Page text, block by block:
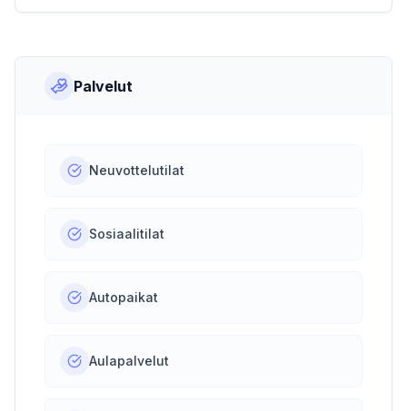
Palvelut
Neuvottelutilat
Sosiaalitilat
Autopaikat
Aulapalvelut